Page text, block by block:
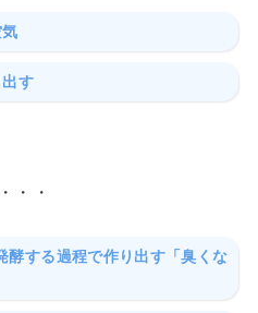
す
・・
酵する過程で作り出す「臭くな